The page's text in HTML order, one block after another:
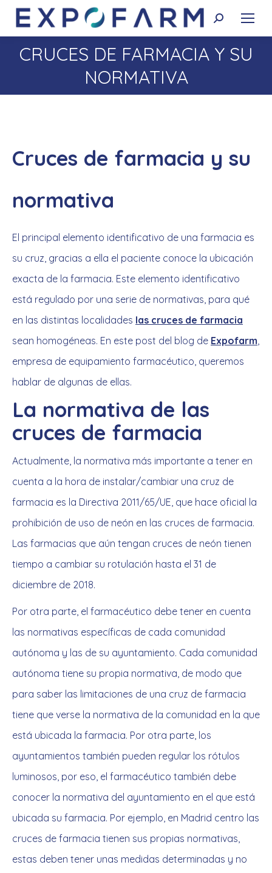
Buscar:
CRUCES DE FARMACIA Y SU
NORMATIVA
Cruces de farmacia y su
normativa
El principal elemento identificativo de una farmacia es
su cruz, gracias a ella el paciente conoce la ubicación
exacta de la farmacia. Este elemento identificativo
está regulado por una serie de normativas, para qué
en las distintas localidades las cruces de farmacia
sean homogéneas. En este post del blog de Expofarm,
empresa de equipamiento farmacéutico, queremos
hablar de algunas de ellas.
La normativa de las
cruces de farmacia
Actualmente, la normativa más importante a tener en
cuenta a la hora de instalar/cambiar una cruz de
farmacia es la Directiva 2011/65/UE, que hace oficial la
prohibición de uso de neón en las cruces de farmacia.
Las farmacias que aún tengan cruces de neón tienen
tiempo a cambiar su rotulación hasta el 31 de
diciembre de 2018.
Por otra parte, el farmacéutico debe tener en cuenta
las normativas específicas de cada comunidad
autónoma y las de su ayuntamiento. Cada comunidad
autónoma tiene su propia normativa, de modo que
para saber las limitaciones de una cruz de farmacia
tiene que verse la normativa de la comunidad en la que
está ubicada la farmacia. Por otra parte, los
ayuntamientos también pueden regular los rótulos
luminosos, por eso, el farmacéutico también debe
conocer la normativa del ayuntamiento en el que está
ubicada su farmacia. Por ejemplo, en Madrid centro las
cruces de farmacia tienen sus propias normativas,
estas deben tener unas medidas determinadas y no